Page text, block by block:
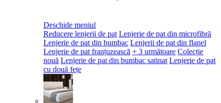
Deschide meniul
Reducere lenjerii de pat Lenjerie de pat din microfibră
Lenjerie de pat din bumbac Lenjerii de pat din flanel
Lenjerie de pat franțuzească + 3 următoare Colecție
nouă Lenjerie de pat din bumbac satinat Lenjerie de pat
cu două fețe